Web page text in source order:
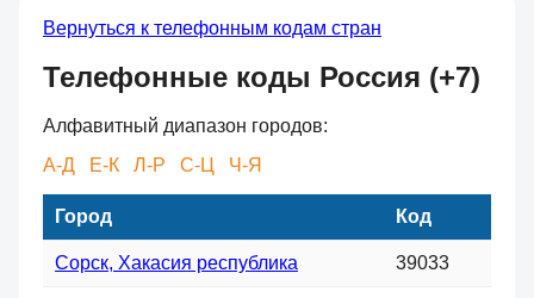
Вернуться к телефонным кодам стран
Телефонные коды Россия (+7)
Алфавитный диапазон городов:
А-Д
Е-К Л-Р С-Ц Ч-Я
Город Код
Сорск, Хакасия республика 39033